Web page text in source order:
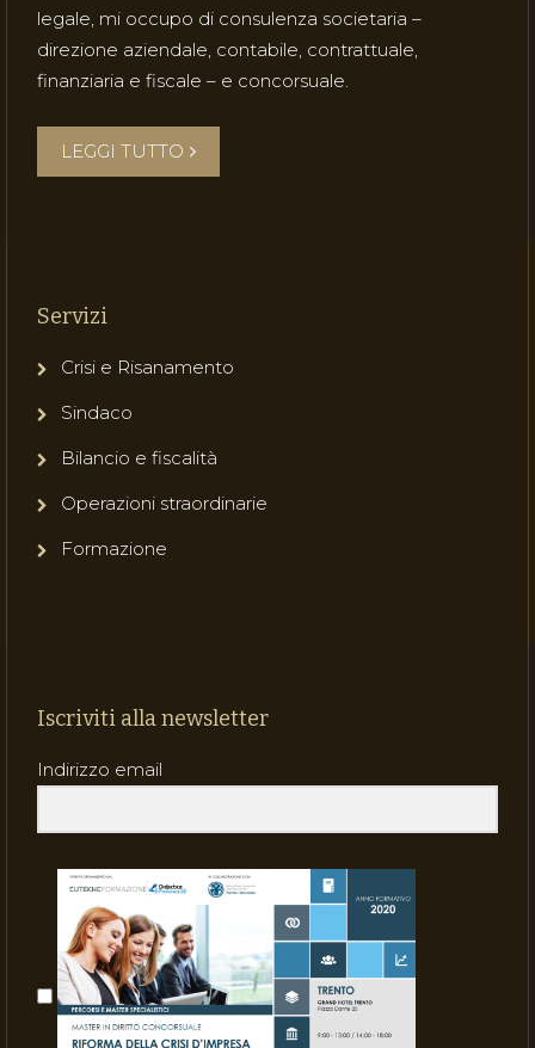
legale, mi occupo di consulenza societaria –
direzione aziendale, contabile, contrattuale,
finanziaria e fiscale – e concorsuale.
LEGGI TUTTO
Servizi
Crisi e Risanamento
Sindaco
Bilancio e fiscalità
Operazioni straordinarie
Formazione
Iscriviti alla newsletter
Indirizzo email